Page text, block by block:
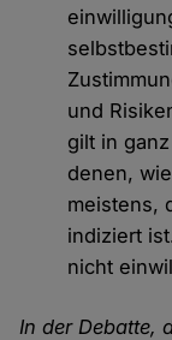
und
gilt in
denen,
meistens,
indiziert
nicht
In der Debatte,